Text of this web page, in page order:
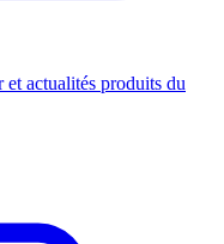
actualités produits du